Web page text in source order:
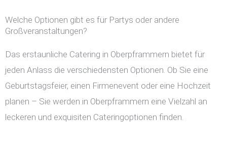
Welche Optionen gibt es für Partys oder andere
Großveranstaltungen?
Das erstaunliche Catering in Oberpframmern bietet für
jeden Anlass die verschiedensten Optionen. Ob Sie eine
Geburtstagsfeier, einen Firmenevent oder eine Hochzeit
planen – Sie werden in Oberpframmern eine Vielzahl an
leckeren und exquisiten Cateringoptionen finden.